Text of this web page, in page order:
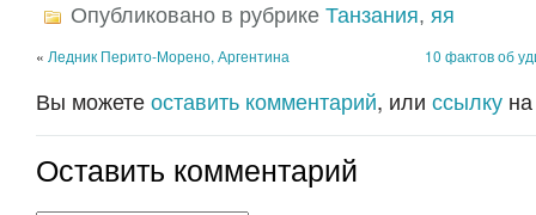
Опубликовано в рубрике Танзания, яя
« Ледник Перито-Морено, Аргентина 10 фактов об
Вы можетеоставить комментарий, или ссылку
Оставить комментарий